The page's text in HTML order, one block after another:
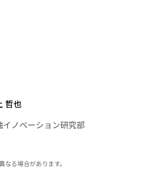
哲也
イノベーション研究部
る場合があります。